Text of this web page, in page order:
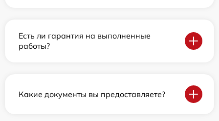
Есть ли гарантия на выполненные
работы?
Какие документы вы предоставляете?